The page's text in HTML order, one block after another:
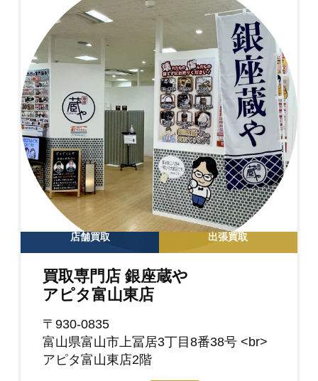
店舗買取 出張買取
買取専門店 銀座蔵や
アピタ富山東店
〒930-0835
富山県富山市上冨居3丁目8番38号 <br>
アピタ富山東店2階